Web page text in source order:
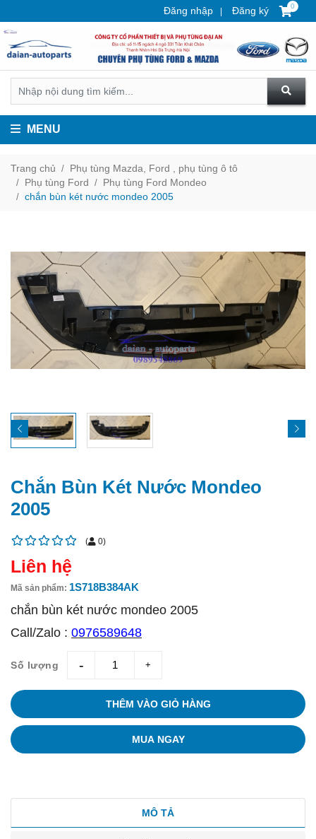
Đăng nhập Đăng ký 0
MENU
Trang chủ
Phụ tùng Mazda, Ford , phụ tùng ô tô
Phụ tùng Ford
Phụ tùng Ford Mondeo
chắn bùn két nước mondeo 2005
Chắn Bùn Két Nước Mondeo
2005
( 0)
Liên hệ
Mã sản phẩm: 1S718B384AK
chắn bùn két nước mondeo 2005
Call/Zalo : 0976589648
Số lượng giam tang
THÊM VÀO GIỎ HÀNG
MUA NGAY
MÔ TẢ